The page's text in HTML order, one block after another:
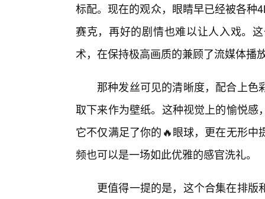
标配。现在的观众，眼睛早已经被各种
赛克，再好的剧情也难以让人入戏。
术，在保持极高画质的兼顾了流媒体播
那种发丝可见的清晰度，配合上
取下来作为壁纸。这种视觉上的愉悦
它不仅满足了你的🔥眼球，更在无形
频也可以是一场如此优雅的感官洗礼。
更值得一提的是，这个合集在排